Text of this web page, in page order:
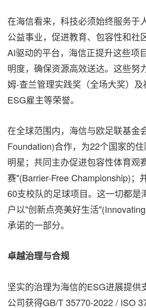
在海信看来，科技必须始终服务于
公益事业，促进教育、包容性和社
AI驱动的平台，海信正提升这些项
明度，确保资源高效送达。这些努
姆-查兰管理实践奖（全场大奖）
ESG雇主等荣誉。
在全球范围内，海信与欧足联基金
Foundation)合作，为22个国家的
明星；共同主办促进包容性体育观
赛"(Barrier-Free Championship)；
60支校队的足球项目。这一切都是
户以"创新点亮美好生活
承诺的一部分。
卓越治理与合规
坚实的治理为海信的ESG进展提供
公司获得GB/T 35770-2022 / ISO